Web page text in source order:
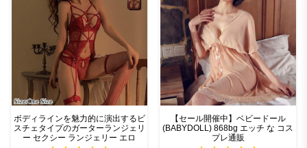
ボディラインを魅力的に演出するビ
スチェタイプのガーターランジェリ
ー セクシー ランジェリー エロ
【セール開催中】ベビードール
(BABYDOLL) 868bg エッチ な コス
プレ通販